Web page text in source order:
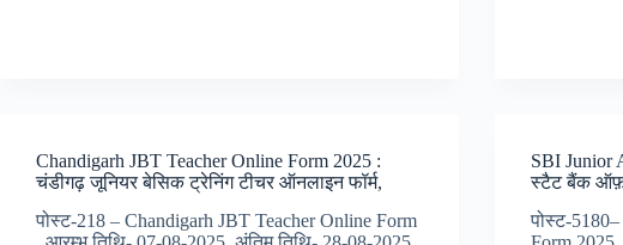
भर्ती,
:
बैंक
ऑफ़
Chandigarh JBT Teacher Online Form 2025 :
चंडीगढ़ जूनियर बेसिक ट्रेनिंग टीचर ऑनलाइन फॉर्म,
पोस्ट-218 – Chandigarh JBT Teacher Online Form
SBI Junior
स्टैट बैंक ऑफ़
पोस्ट-